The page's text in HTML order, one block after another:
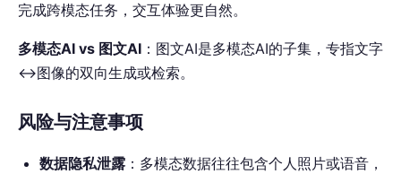
完成跨模态任务，交互体验更自然。
多模态AI vs 图文AI ：图文AI是多模态AI的子集，专指文字
↔图像的双向生成或检索。
风险与注意事项
数据隐私泄露 ：多模态数据往往包含个人照片或语音，